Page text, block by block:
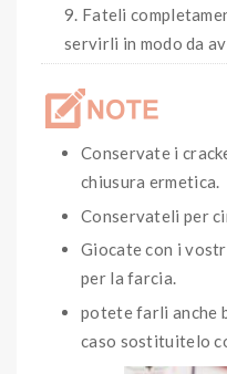
Fateli
servirli in modo da
Conservate i
chiusura ermetica.
Conservateli per
Giocate con i
per la farcia.
potete farli anche
caso sostituitelo